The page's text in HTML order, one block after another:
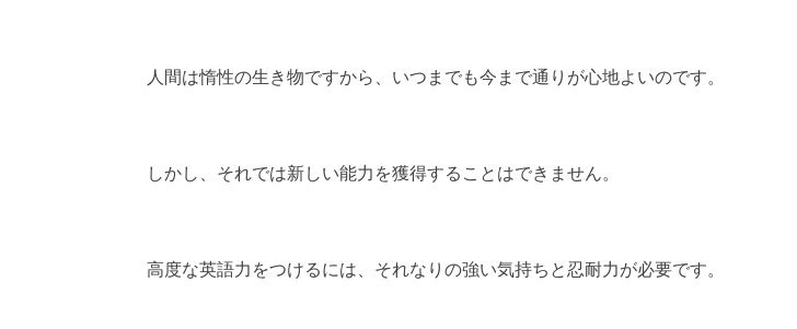
人間は惰性の生き物ですから、いつまでも今まで通りが心地よいのです。
しかし、それでは新しい能力を獲得することはできません。
高度な英語力をつけるには、それなりの強い気持ちと忍耐力が必要です。